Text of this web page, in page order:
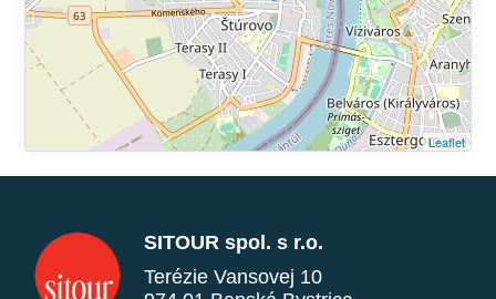
Leaflet
SITOUR spol. s r.o.
Terézie Vansovej 10